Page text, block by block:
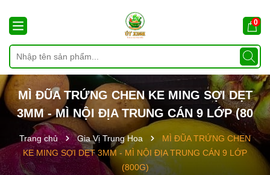
0
MÌ ĐŨA TRỨNG CHEN KE MING SỢI DẸT
3MM - MÌ NỘI ĐỊA TRUNG CÁN 9 LỚP (80
Trang chủ Gia Vị Trung Hoa
MÌ ĐŨA TRỨNG CHEN
KE MING SỢI DẸT 3MM - MÌ NỘI ĐỊA TRUNG CÁN 9 LỚP
(800G)